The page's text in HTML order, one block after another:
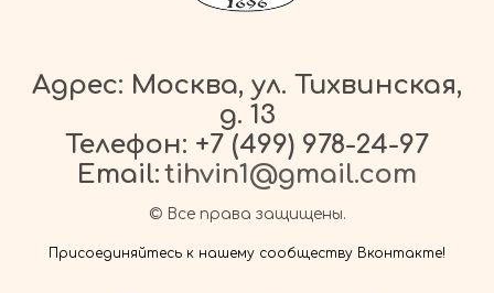
Адрес: Москва, ул. Тихвинская,
д. 13
Телефон: +7 (499) 978-24-97
Email:tihvin1@gmail.com
© Все права защищены.
Присоединяйтесь к нашему сообществу Вконтакте!